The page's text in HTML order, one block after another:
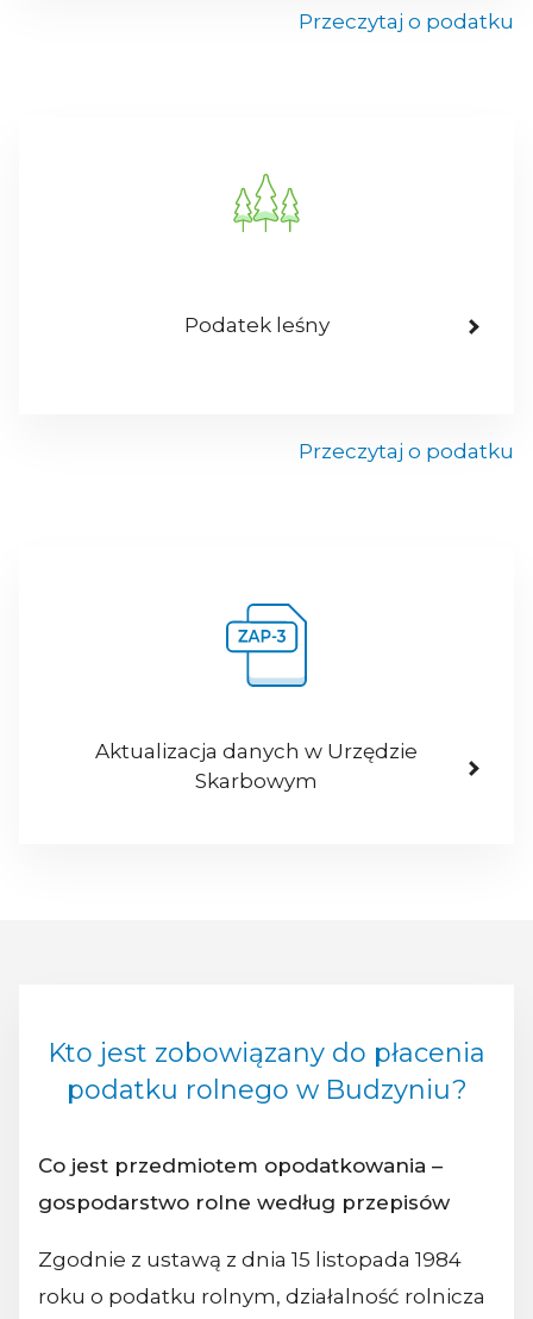
Przeczytaj o podatku
Podatek leśny
Przeczytaj o podatku
Aktualizacja danych w Urzędzie
Skarbowym
Kto jest zobowiązany do płacenia
podatku rolnego w Budzyniu?
Co jest przedmiotem opodatkowania –
gospodarstwo rolne według przepisów
Zgodnie z ustawą z dnia 15 listopada 1984
roku o podatku rolnym, działalność rolnicza